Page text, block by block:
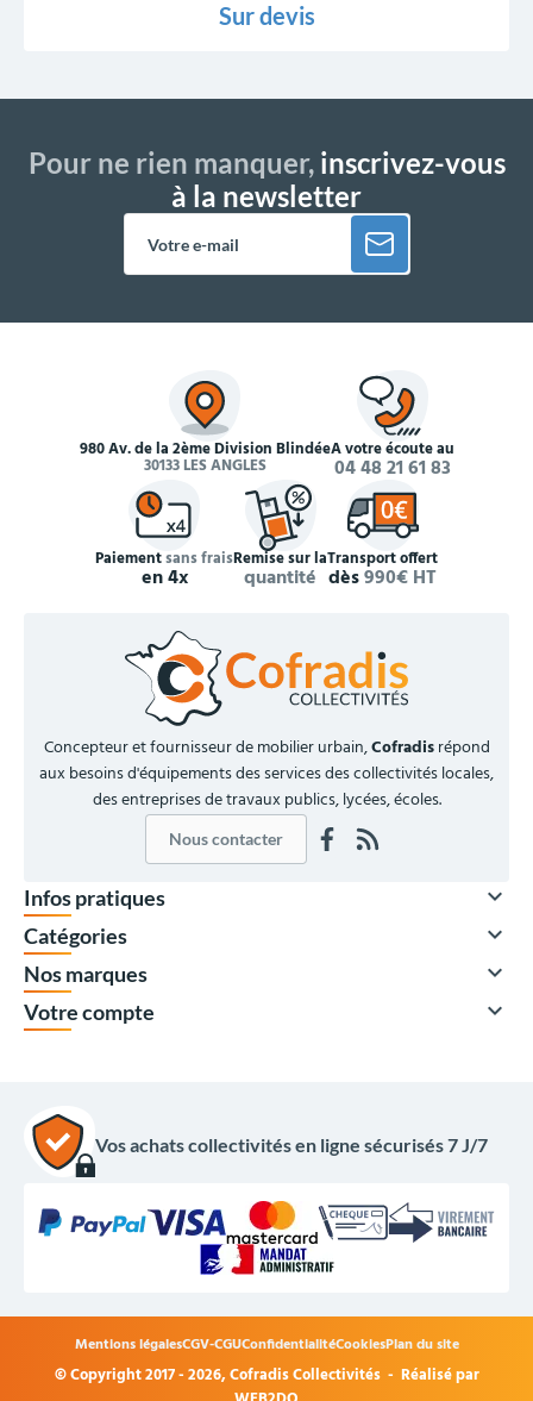
Devis uniquement
Options du produit
Sur devis
Pour ne rien manquer,inscrivez-vous
à la newsletter
980 Av. de la 2ème Division Blindée
30133 LES ANGLES
À votre écoute au
04 48 21 61 83
Paiementsans frais
en 4x
Remise sur la
quantité
Transport offert
dès990€ HT
Concepteur et fournisseur de mobilier urbain,Cofradisrépond
aux besoins d'équipements des services des collectivités locales,
des entreprises de travaux publics, lycées, écoles.
Nous contacter
Infos pratiques 
Catégories 
Nos marques 
Votre compte 
Vos achats collectivités en ligne sécurisés 7 J/7
© Copyright 2017 - 2026,Cofradis Collectivités - Réalisé par
Mentions légalesCGV-CGUConfidentialitéCookiesPlan du site